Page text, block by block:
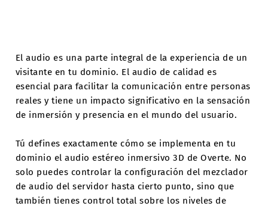
El audio es una parte integral de la experiencia de un
visitante en tu dominio. El audio de calidad es
esencial para facilitar la comunicación entre personas
reales y tiene un impacto significativo en la sensación
de inmersión y presencia en el mundo del usuario.
Tú defines exactamente cómo se implementa en tu
dominio el audio estéreo inmersivo 3D de Overte. No
solo puedes controlar la configuración del mezclador
de audio del servidor hasta cierto punto, sino que
también tienes control total sobre los niveles de